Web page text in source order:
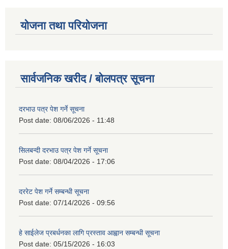
योजना तथा परियोजना
सार्वजनिक खरीद / बोलपत्र सूचना
दरभाउ पत्र पेश गर्ने सूचना
Post date: 08/06/2026 - 11:48
सिलबन्दी दरभाउ पत्र पेश गर्ने सूचना
Post date: 08/04/2026 - 17:06
दररेट पेश गर्ने सम्बन्धी सूचना
Post date: 07/14/2026 - 09:56
हे साईलेज प्रबर्धनका लागि प्रस्ताव आह्वान सम्बन्धी सूचना
Post date: 05/15/2026 - 16:03